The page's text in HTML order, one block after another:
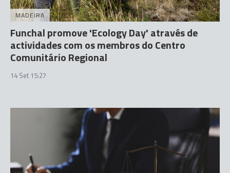
MADEIRA
Funchal promove 'Ecology Day' através de
actividades com os membros do Centro
Comunitário Regional
14 Set 15:27